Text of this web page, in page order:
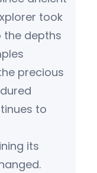
took
the depths
precious
to
its